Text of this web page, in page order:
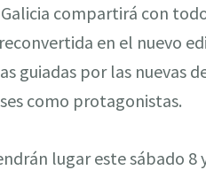
Galicia compartirá con
en el nuevo
guiadas por las nuevas
como protagonistas.
lugar este sábado 8